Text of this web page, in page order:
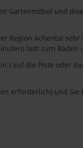
Gartenmöbel und
Region Achental
lädt zum Baden
auf die Piste oder
erforderlich) und Sie